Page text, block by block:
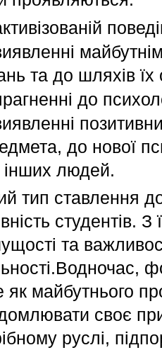
та до шляхів
до
до нової
людей.
тип ставлення
студентів.
та
як майбутнього
своє
руслі,